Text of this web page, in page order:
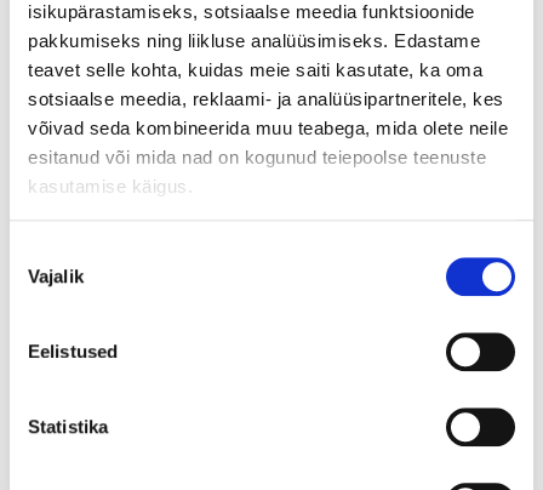
isikupärastamiseks, sotsiaalse meedia funktsioonide
pakkumiseks ning liikluse analüüsimiseks. Edastame
teavet selle kohta, kuidas meie saiti kasutate, ka oma
sotsiaalse meedia, reklaami- ja analüüsipartneritele, kes
võivad seda kombineerida muu teabega, mida olete neile
esitanud või mida nad on kogunud teiepoolse teenuste
kasutamise käigus.
valik
Vajalik
Eelistused
Statistika
Manfrotto kuulpea MH496-
6,48€